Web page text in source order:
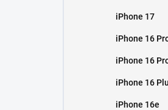
iPhone 17
iPhone 16
iPhone 16
iPhone 16
iPhone 16e